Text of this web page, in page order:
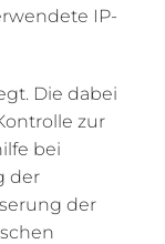
IP-
Die dabei
zur
bei
der
der